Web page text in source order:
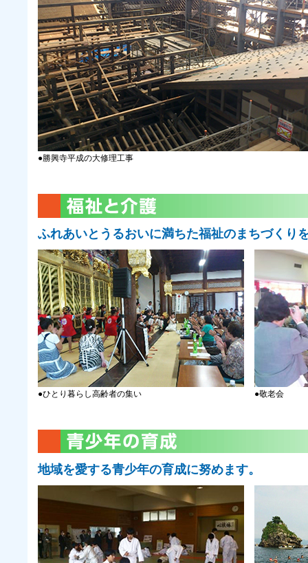
●勝興寺平成の大修理工事
ふれあいとうるおいに満ちた福祉のまちづくり
●ひとり暮らし高齢者の集い ●敬老会
地域を愛する青少年の育成に努めます。